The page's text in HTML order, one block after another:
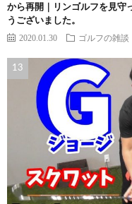
から再開｜リンゴルフを見守
うございました。
2020.01.30 ゴルフの雑談